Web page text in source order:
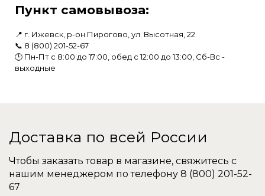
Пункт самовывоза:
📍 г. Ижевск, р-он Пирогово, ул. Высотная, 22
📞 8 (800) 201-52-67
🕒 Пн-Пт с 8:00 до 17:00, обед с 12:00 до 13:00, Сб-Вс -
выходные
Доставка по всей России
Чтобы заказать товар в магазине, свяжитесь с
нашим менеджером по телефону 8 (800) 201-52-
67